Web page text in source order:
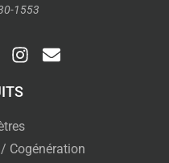
1553
Cogénération